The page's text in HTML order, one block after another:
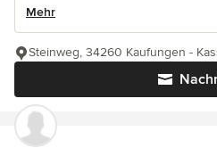
Mehr
Steinweg, 34260 Kaufungen -